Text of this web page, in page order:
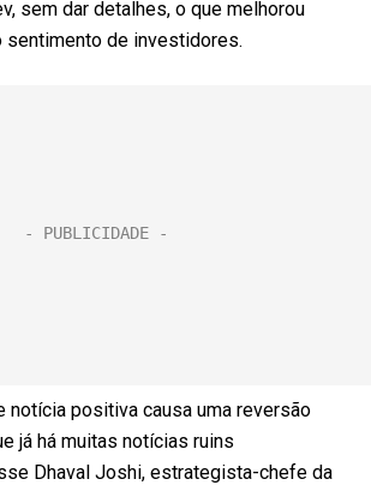
sem dar detalhes, o que melhorou
sentimento de investidores.
notícia positiva causa uma reversão
já há muitas notícias ruins
Dhaval Joshi, estrategista-chefe da